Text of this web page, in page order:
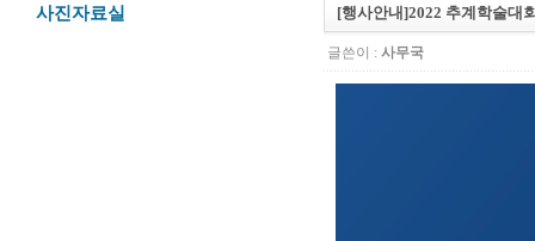
사진자료실 [행사안내]2022 추계학술대
글쓴이 : 사무국